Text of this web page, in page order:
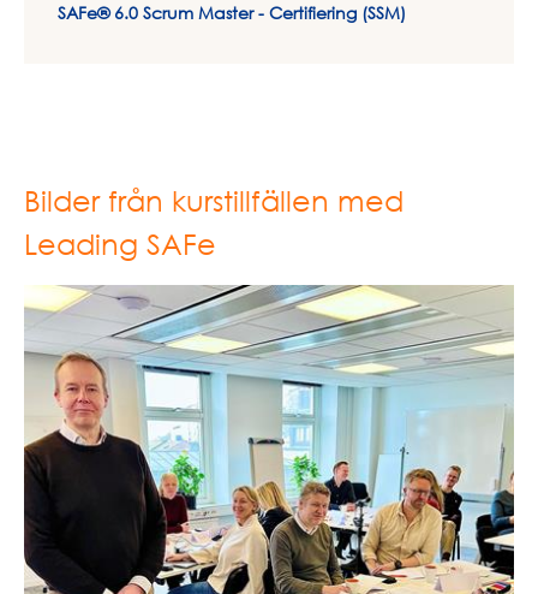
SAFe® 6.0 Scrum Master - Certifiering (SSM)
Bilder från kurstillfällen med
Leading SAFe